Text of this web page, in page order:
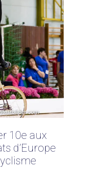
10e aux
d’Europe